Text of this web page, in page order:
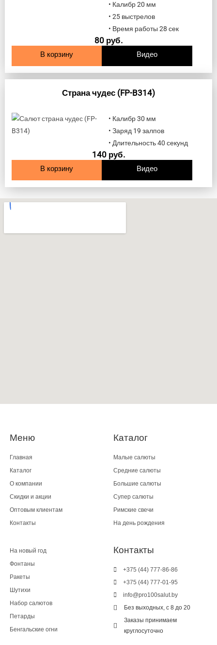
• Калибр 20 мм
• 25 выстрелов
• Время работы 28 сек
80 руб.
В корзину Видео
Страна чудес (FP-B314)
• Калибр 30 мм
• Заряд 19 залпов
• Длительность 40 секунд
140 руб.
В корзину Видео
Меню
Главная
Каталог
О компании
Скидки и акции
Оптовым клиентам
Контакты
Каталог
Малые салюты
Средние салюты
Большие салюты
Супер салюты
Римские свечи
На день рождения
На новый год
Фонтаны
Ракеты
Шутихи
Набор салютов
Петарды
Бенгальские огни
Контакты
+375 (44) 777-86-86
+375 (44) 777-01-95
info@pro100salut.by
Без выходных, с 8 до 20
Заказы принимаем
круглосуточно